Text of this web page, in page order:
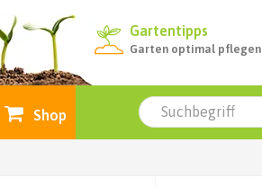
Gartentipps
Garten optimal pflegen
Shop